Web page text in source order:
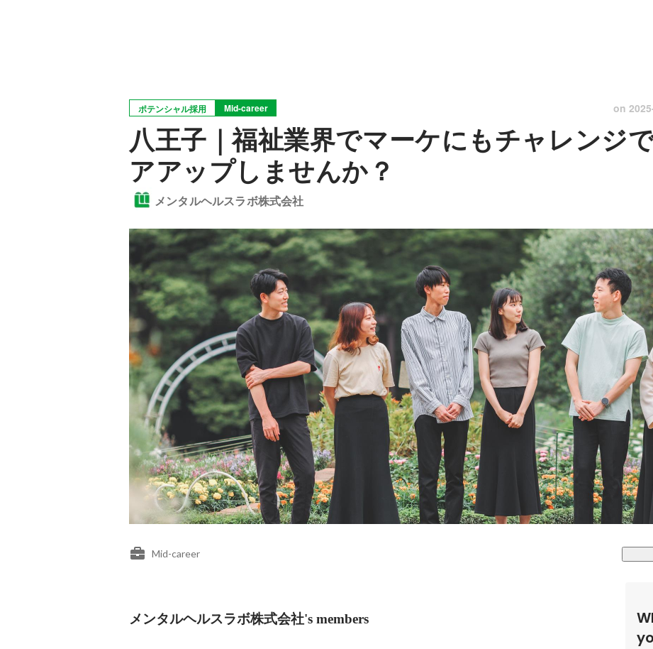
ポテンシャル採用 Mid-career on
八王子｜福祉業界でマーケにもチャレンジ
アアップしませんか？
メンタルヘルスラボ株式会社
Mid-career
メンタルヘルスラボ株式会社's members